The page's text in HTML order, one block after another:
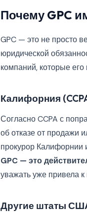
Почему GPC
GPC — это не просто
юридической
компаний, которые его
Калифорния
Согласно CCPA с
об отказе от продажи
прокурор Калифорнии
GPC — это
уважать уже привела
Другие штаты